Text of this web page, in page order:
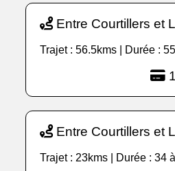
Entre Courtillers et
Trajet : 56.5kms | Durée :
Entre Courtillers et
Trajet : 23kms | Durée : 34